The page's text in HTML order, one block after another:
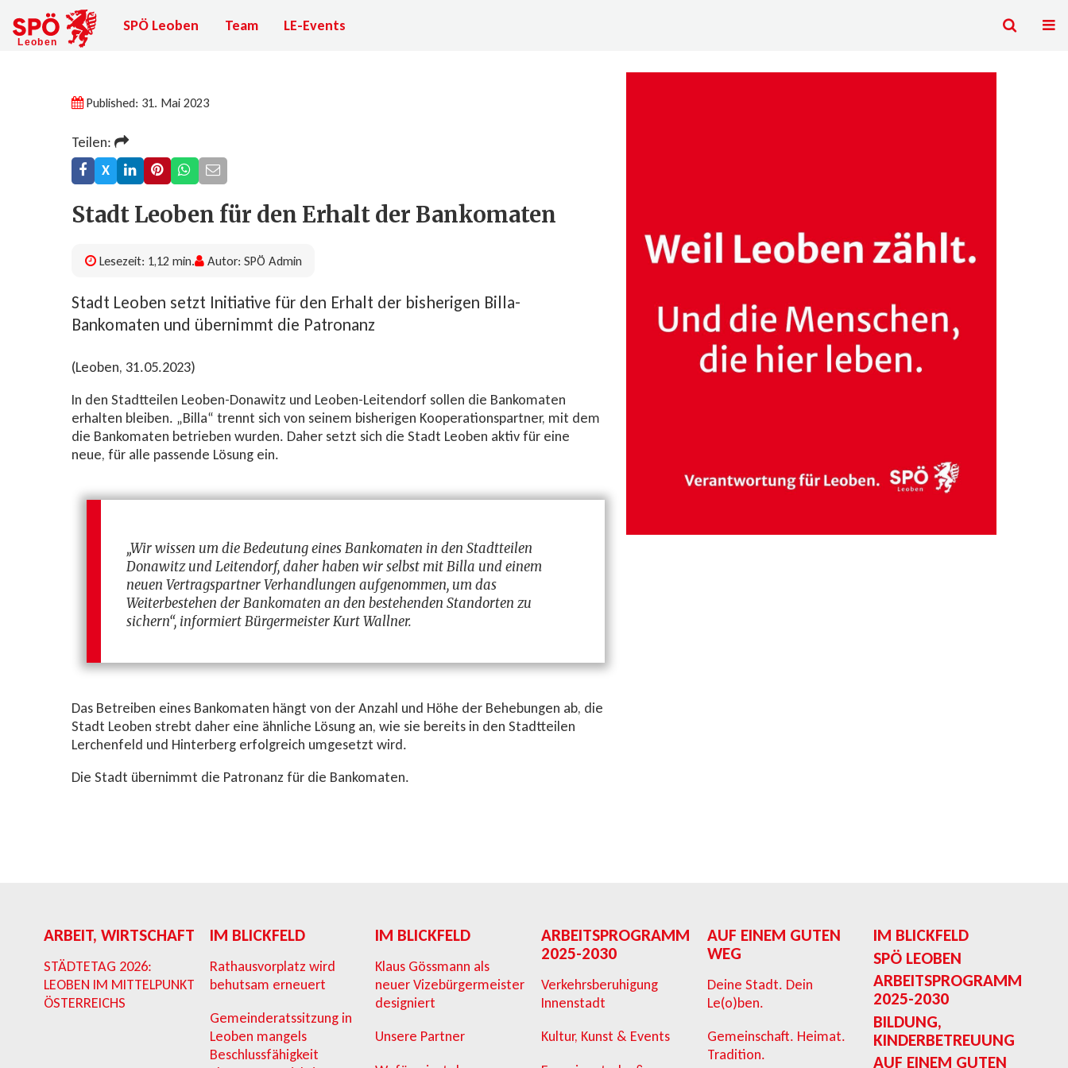
SPÖ Leoben Team LE-Events
Published: 31. Mai 2023
Teilen:
X
Stadt Leoben für den Erhalt der Bankomaten
Lesezeit: 1,12 min. Autor: SPÖ Admin
Stadt Leoben setzt Initiative für den Erhalt der bisherigen Billa-
Bankomaten und übernimmt die Patronanz
(Leoben, 31.05.2023)
In den Stadtteilen Leoben-Donawitz und Leoben-Leitendorf sollen die Bankomaten
erhalten bleiben. „Billa“ trennt sich von seinem bisherigen Kooperationspartner, mit dem
die Bankomaten betrieben wurden. Daher setzt sich die Stadt Leoben aktiv für eine
neue, für alle passende Lösung ein.
„Wir wissen um die Bedeutung eines Bankomaten in den Stadtteilen
Donawitz und Leitendorf, daher haben wir selbst mit Billa und einem
neuen Vertragspartner Verhandlungen aufgenommen, um das
Weiterbestehen der Bankomaten an den bestehenden Standorten zu
sichern“, informiert Bürgermeister Kurt Wallner.
Das Betreiben eines Bankomaten hängt von der Anzahl und Höhe der Behebungen ab, die
Stadt Leoben strebt daher eine ähnliche Lösung an, wie sie bereits in den Stadtteilen
Lerchenfeld und Hinterberg erfolgreich umgesetzt wird.
Die Stadt übernimmt die Patronanz für die Bankomaten.
ARBEIT, WIRTSCHAFT
STÄDTETAG 2026:
LEOBEN IM MITTELPUNKT
ÖSTERREICHS
IM BLICKFELD
Rathausvorplatz wird
behutsam erneuert
Gemeinderatssitzung in
Leoben mangels
Beschlussfähigkeit
IM BLICKFELD
Klaus Gössmann als
neuer Vizebürgermeister
designiert
Unsere Partner
ARBEITSPROGRAMM
2025-2030
Verkehrsberuhigung
Innenstadt
Kultur, Kunst & Events
AUF EINEM GUTEN
WEG
Deine Stadt. Dein
Le(o)ben.
Gemeinschaft. Heimat.
Tradition.
IM BLICKFELD
SPÖ LEOBEN
ARBEITSPROGRAMM
2025-2030
BILDUNG,
KINDERBETREUUNG
AUF EINEM GUTEN